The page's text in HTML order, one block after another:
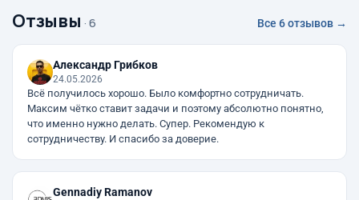
Отзывы · 6 Все 6 отзывов →
Александр Грибков
24.05.2026
Всё получилось хорошо. Было комфортно сотрудничать.
Максим чётко ставит задачи и поэтому абсолютно понятно,
что именно нужно делать. Супер. Рекомендую к
сотрудничеству. И спасибо за доверие.
Gennadiy Ramanov